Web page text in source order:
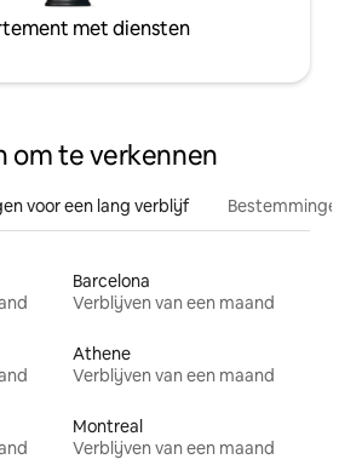
met diensten
om te verkennen
voor een lang verblijf
Barcelona
Verblijven van een maand
Athene
Verblijven van een maand
Montreal
Verblijven van een maand